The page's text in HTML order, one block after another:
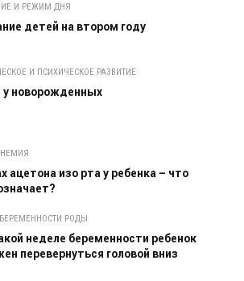
И РЕЖИМ ДНЯ
детей на втором году
И ПСИХИЧЕСКОЕ РАЗВИТИЕ
у новорожденных
ацетона изо рта у ребенка – что
РОДЫ
неделе беременности ребенок
перевернуться головой вниз